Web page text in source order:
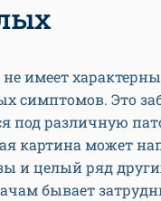
не имеет
симптомов. Это
под различную
картина может
и целый ряд
бывает